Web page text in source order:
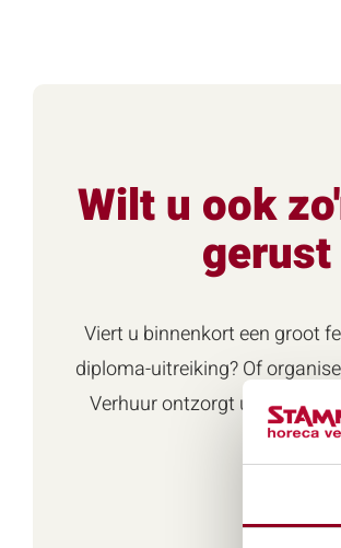
Wilt u ook
Viert u binnenkort een groot
diploma-uitreiking? Of
Verhuur ontzorgt u graag